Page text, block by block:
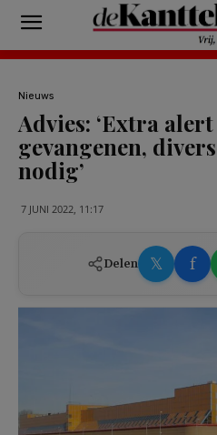
Nieuws
Advies: ‘Extra
gevangenen,
nodig’
7 JUNI 2022, 11:17
Delen 𝕏 f